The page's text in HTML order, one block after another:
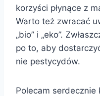
korzyści płynące z
Warto też zwracać
„bio” i „eko”.
po to, aby
nie pestycydów.
Polecam serdecznie